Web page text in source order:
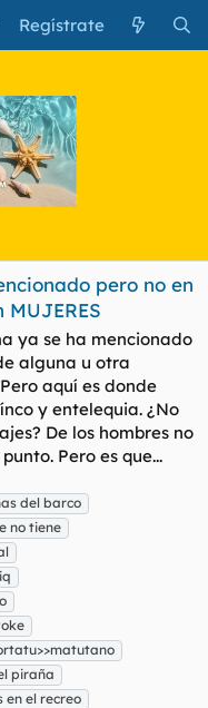
Regístrate
pero no en
MUJERES
ya se ha mencionado
alguna u otra
aquí es donde
y entelequia. ¿No
De los hombres no
Pero es que...
del barco
no tiene
piraña
en el recreo